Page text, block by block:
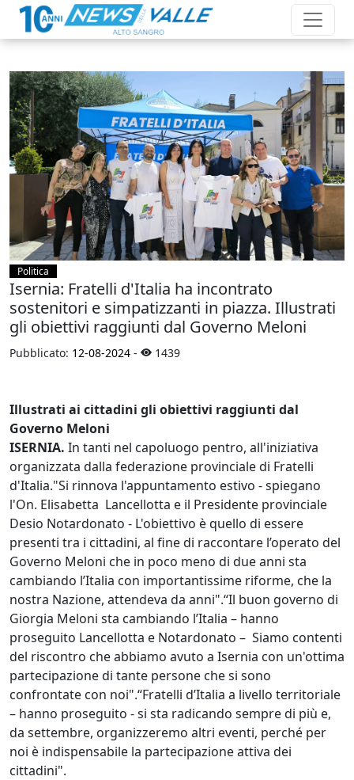
Politica
Isernia: Fratelli d'Italia ha incontrato
sostenitori e simpatizzanti in piazza. Illustrati
gli obiettivi raggiunti dal Governo Meloni
Pubblicato: 12-08-2024 - 1439
Illustrati ai cittadini gli obiettivi raggiunti dal
Governo Meloni
ISERNIA. In tanti nel capoluogo pentro, all'iniziativa
organizzata dalla federazione provinciale di Fratelli
d'Italia."Si rinnova l'appuntamento estivo - spiegano
l'On. Elisabetta Lancellotta e il Presidente provinciale
Desio Notardonato - L'obiettivo è quello di essere
presenti tra i cittadini, al fine di raccontare l’operato del
Governo Meloni che in poco meno di due anni sta
cambiando l’Italia con importantissime riforme, che la
nostra Nazione, attendeva da anni".“Il buon governo di
Giorgia Meloni sta cambiando l’Italia – hanno
proseguito Lancellotta e Notardonato – Siamo contenti
del riscontro che abbiamo avuto a Isernia con un'ottima
partecipazione di tante persone che si sono
confrontate con noi".“Fratelli d’Italia a livello territoriale
– hanno proseguito - si sta radicando sempre di più e,
da settembre, organizzeremo altri eventi, perché per
noi è indispensabile la partecipazione attiva dei
cittadini".